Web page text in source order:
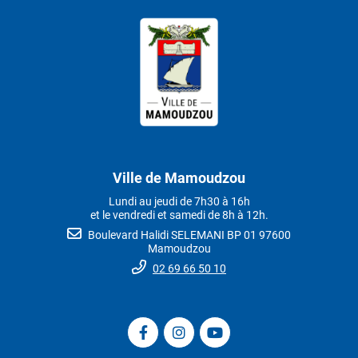
Ville de Mamoudzou
Lundi au jeudi de 7h30 à 16h
et le vendredi et samedi de 8h à 12h.
Boulevard Halidi SELEMANI BP 01 97600
Mamoudzou
02 69 66 50 10